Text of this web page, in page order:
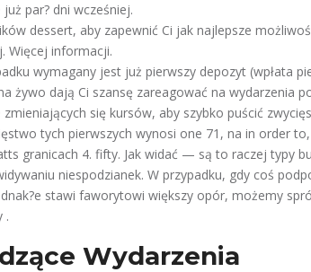
par? dni wcześniej.
dessert, aby zapewnić Ci jak najlepsze
Więcej informacji.
wymagany jest już pierwszy depozyt (wpłata
żywo dają Ci szansę zareagować na wydarzenia
zmieniających się kursów, aby szybko puścić
tych pierwszych wynosi one 71, na in order
granicach 4. fifty. Jak widać — są to raczej typy
niespodzianek. W przypadku, gdy coś
stawi faworytowi większy opór, możemy
.
Wydarzenia